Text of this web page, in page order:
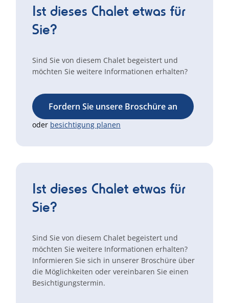
Ist dieses Chalet etwas für
Sie?
Sind Sie von diesem Chalet begeistert und
möchten Sie weitere Informationen erhalten?
Fordern Sie unsere Broschüre an
oder besichtigung planen
Ist dieses Chalet etwas für
Sie?
Sind Sie von diesem Chalet begeistert und
möchten Sie weitere Informationen erhalten?
Informieren Sie sich in unserer Broschüre über
die Möglichkeiten oder vereinbaren Sie einen
Besichtigungstermin.